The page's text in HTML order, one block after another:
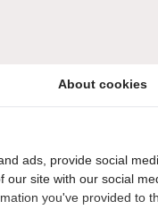
About cookies
ads, provide social
site with our social
you've provided to